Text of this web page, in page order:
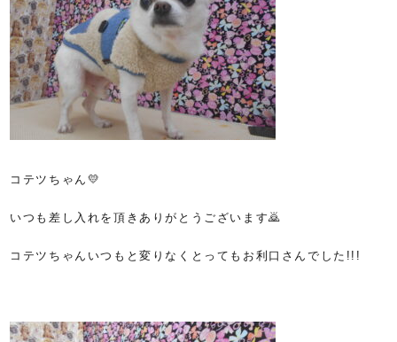
コテツちゃん💛
いつも差し入れを頂きありがとうございます🙇
コテツちゃんいつもと変りなくとってもお利口さんでした!!!